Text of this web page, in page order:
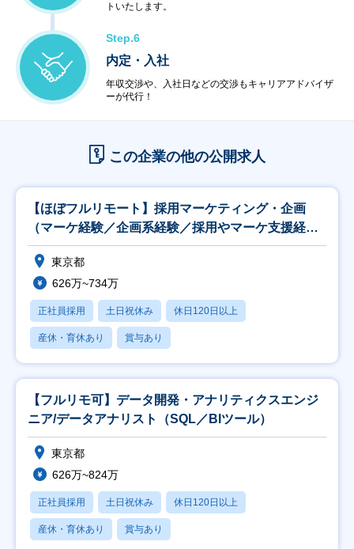
トいたします。
Step.6
内定・入社
年収交渉や、入社日などの交渉もキャリアアドバイザ
ーが代行！
この企業の他の公開求人
【ほぼフルリモート】採用マーケティング・企画
（マーケ経験／企画系経験／採用やマーケ支援経験
者歓迎）
東京都
626万~734万
正社員採用 土日祝休み 休日120日以上
産休・育休あり 賞与あり
【フルリモ可】データ開発・アナリティクスエンジ
ニア/データアナリスト（SQL／BIツール）
東京都
626万~824万
正社員採用 土日祝休み 休日120日以上
産休・育休あり 賞与あり